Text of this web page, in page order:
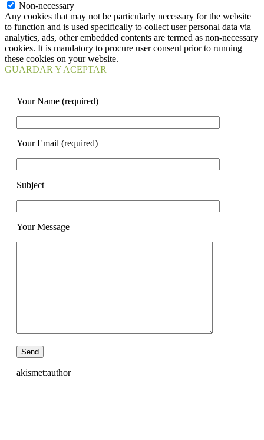
Non-necessary
Any cookies that may not be particularly necessary for the website
to function and is used specifically to collect user personal data via
analytics, ads, other embedded contents are termed as non-necessary
cookies. It is mandatory to procure user consent prior to running
these cookies on your website.
GUARDAR Y ACEPTAR
Your Name (required)
Your Email (required)
Subject
Your Message
akismet:author